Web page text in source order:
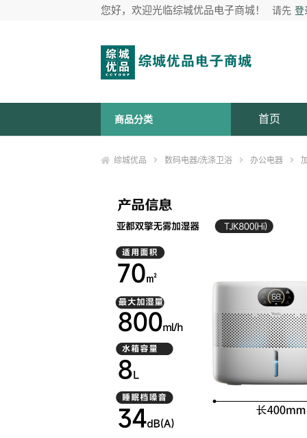
您好，欢迎光临综城优品电子商城！ 请先 登
商品分类 首页
综城优品 数码电器/洗涤卫浴 办公电器